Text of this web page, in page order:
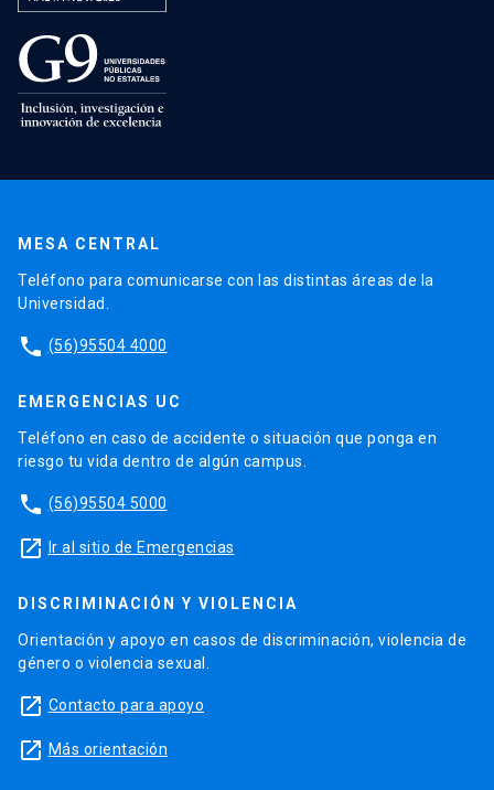
MESA CENTRAL
Teléfono para comunicarse con las distintas áreas de la
Universidad.
phone (56)95504 4000
EMERGENCIAS UC
Teléfono en caso de accidente o situación que ponga en
riesgo tu vida dentro de algún campus.
phone (56)95504 5000
launch Ir al sitio de Emergencias
DISCRIMINACIÓN Y VIOLENCIA
Orientación y apoyo en casos de discriminación, violencia de
género o violencia sexual.
launch Contacto para apoyo
launch Más orientación